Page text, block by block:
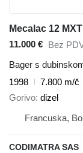
Mecalac 12 MXT
11.000 € Bez
Bager s
1998
7.800 m/č
Gorivo dizel
Francuska,
CODIMATRA SAS